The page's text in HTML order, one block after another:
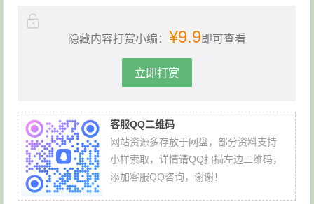
隐藏内容打赏小编： ¥9.9即可查看
立即打赏
客服QQ二维码
网站资源多存放于网盘，部分资料支持
小样索取，详情请QQ扫描左边二维码，
添加客服QQ咨询，谢谢！